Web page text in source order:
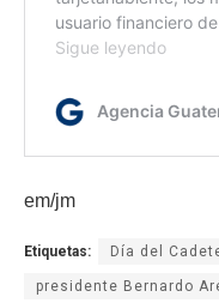
em/jm
Etiquetas: Día del
presidente Bernardo